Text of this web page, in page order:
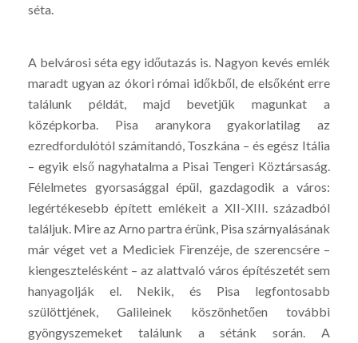
séta.
A belvárosi séta egy időutazás is. Nagyon kevés emlék
maradt ugyan az ókori római időkből, de elsőként erre
találunk példát, majd bevetjük magunkat a
középkorba. Pisa aranykora gyakorlatilag az
ezredfordulótól számítandó, Toszkána – és egész Itália
– egyik első nagyhatalma a Pisai Tengeri Köztársaság.
Félelmetes gyorsasággal épül, gazdagodik a város:
legértékesebb épített emlékeit a XII-XIII. századból
találjuk. Mire az Arno partra érünk, Pisa szárnyalásának
már véget vet a Mediciek Firenzéje, de szerencsére –
kiengesztelésként – az alattvaló város építészetét sem
hanyagolják el. Nekik, és Pisa legfontosabb
szülöttjének, Galileinek köszönhetően további
gyöngyszemeket találunk a sétánk során. A